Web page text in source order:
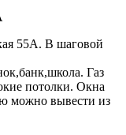
55А. В шаговой
Газ
потолки. Окна
можно вывести из